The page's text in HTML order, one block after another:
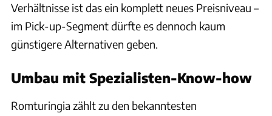
Verhältnisse ist das ein komplett neues Preisniveau –
im Pick-up-Segment dürfte es dennoch kaum
günstigere Alternativen geben.
Umbau mit Spezialisten-Know-how
Romturingia zählt zu den bekanntesten